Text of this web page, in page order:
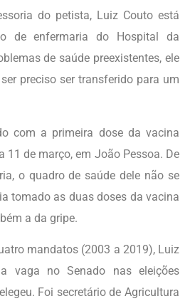
do petista, Luiz Couto está
de enfermaria do Hospital da
de saúde preexistentes, ele
preciso ser transferido para um
com a primeira dose da vacina
11 de março, em João Pessoa. De
o quadro de saúde dele não se
tomado as duas doses da vacina
a da gripe.
mandatos (2003 a 2019), Luiz
vaga no Senado nas eleições
Foi secretário de Agricultura